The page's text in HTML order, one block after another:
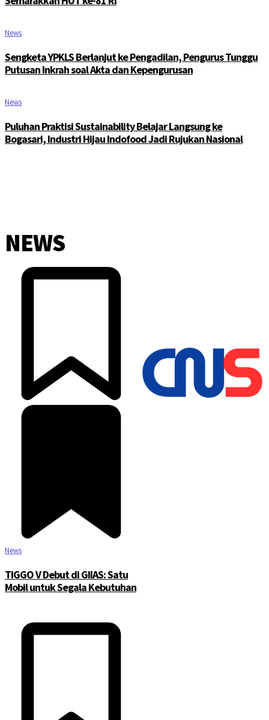
News
Sengketa YPKLS Berlanjut ke Pengadilan, Pengurus Tunggu
Putusan Inkrah soal Akta dan Kepengurusan
News
Puluhan Praktisi Sustainability Belajar Langsung ke
Bogasari, Industri Hijau Indofood Jadi Rujukan Nasional
NEWS
News
TIGGO V Debut di GIIAS: Satu
Mobil untuk Segala Kebutuhan